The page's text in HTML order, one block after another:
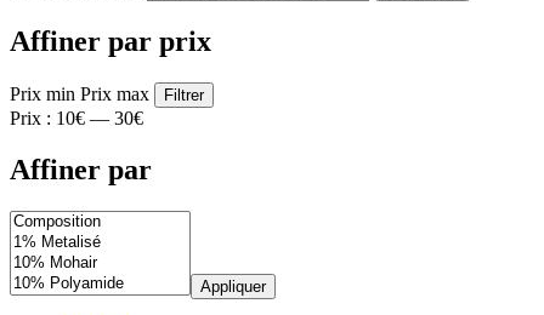
Affiner par prix
Prix min Prix max Filtrer
Prix : 10€ — 30€
Affiner par
Appliquer